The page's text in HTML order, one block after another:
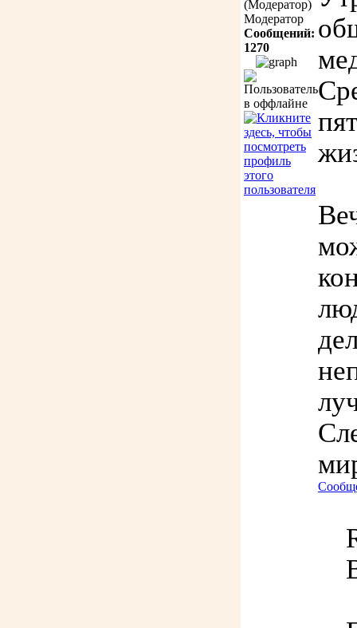
(Модератор)
Модератор
Сообщений:
1270